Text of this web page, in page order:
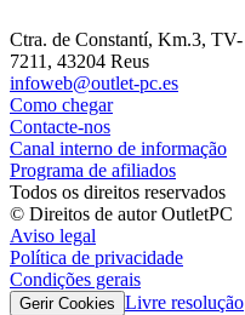
Ctra. de Constantí, Km.3, TV-
7211, 43204 Reus
infoweb@outlet-pc.es
Como chegar
Contacte-nos
Canal interno de informação
Programa de afiliados
Todos os direitos reservados
© Direitos de autor OutletPC
Aviso legal
Política de privacidade
Condições gerais
Gerir Cookies Livre resolução